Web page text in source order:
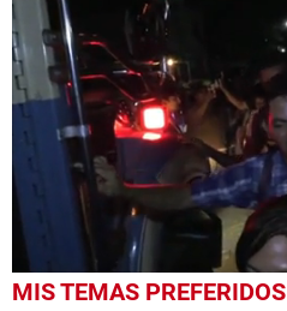
0
seconds
MIS TEMAS PREFERIDOS